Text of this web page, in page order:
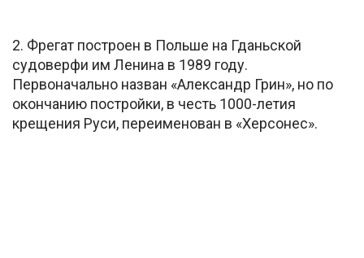
2. Фрегат построен в Польше на Гданьской
судоверфи им Ленина в 1989 году.
Первоначально назван «Александр Грин», но по
окончанию постройки, в честь 1000-летия
крещения Руси, переименован в «Херсонес».